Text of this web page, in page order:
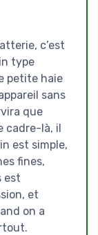
c’est
type
petite haie
sans
que
cadre-là, il
est simple,
fines,
est
et
on a